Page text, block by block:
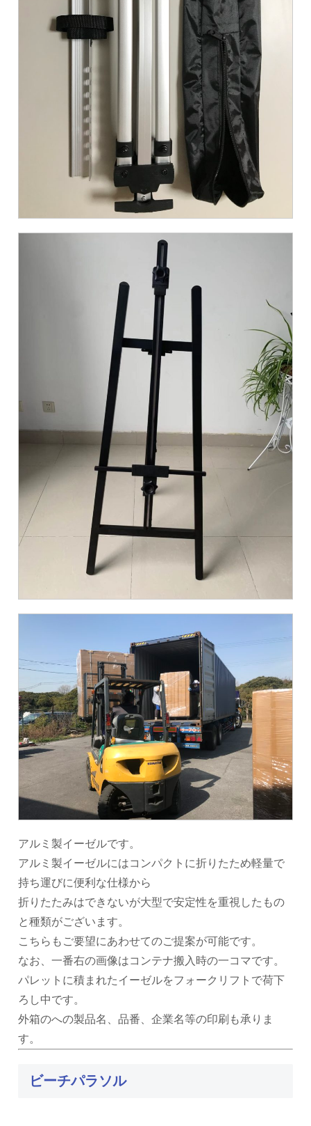
アルミ製イーゼルです。
アルミ製イーゼルにはコンパクトに折りたため軽量で
持ち運びに便利な仕様から
折りたたみはできないが大型で安定性を重視したもの
と種類がございます。
こちらもご要望にあわせてのご提案が可能です。
なお、一番右の画像はコンテナ搬入時の一コマです。
パレットに積まれたイーゼルをフォークリフトで荷下
ろし中です。
外箱のへの製品名、品番、企業名等の印刷も承りま
す。
ビーチパラソル